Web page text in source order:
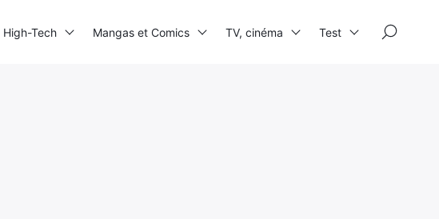
High-Tech Mangas et Comics TV, cinéma Test